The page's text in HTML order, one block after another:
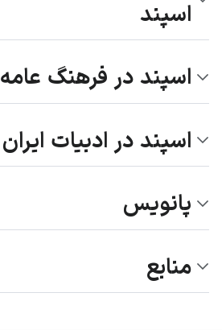
اسپند
اسپند در فرهنگ عامه
اسپند در ادبیات ایران
پانویس
منابع